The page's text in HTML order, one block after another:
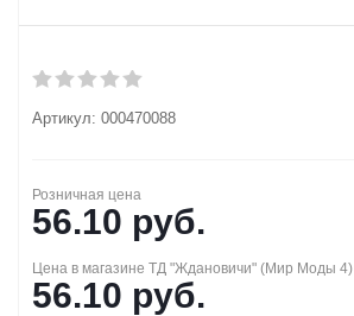
Артикул: 000470088
Розничная цена
56.10 руб.
Цена в магазине ТД "Ждановичи" (Мир Моды 4)
56.10 руб.